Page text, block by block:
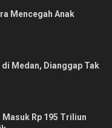
Mencegah Anak
Medan, Dianggap Tak
Rp 195 Triliun